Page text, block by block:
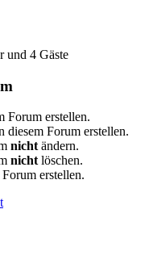
und 4 Gäste
Forum erstellen.
diesem Forum erstellen.
nicht ändern.
nicht löschen.
erstellen.